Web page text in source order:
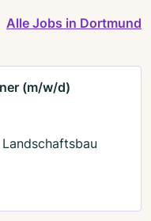
Alle Jobs in Dortmund
(m/w/d)